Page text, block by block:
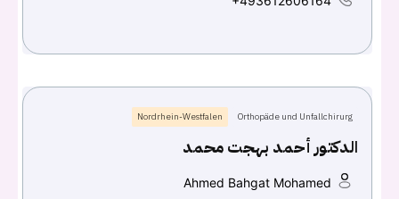
Orthopäde und Unfallchirurg
Nordrhein-Westfalen
الدكتور أحمد بهجت محمد
Ahmed Bahgat Mohamed